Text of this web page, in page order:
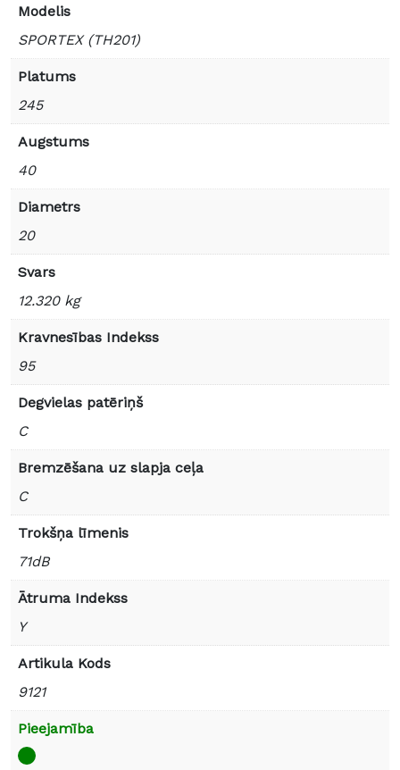
Modelis
SPORTEX (TH201)
Platums
245
Augstums
40
Diametrs
20
Svars
12.320 kg
Kravnesības Indekss
95
Degvielas patēriņš
C
Bremzēšana uz slapja ceļa
C
Trokšņa līmenis
71dB
Ātruma Indekss
Y
Artikula Kods
9121
Pieejamība